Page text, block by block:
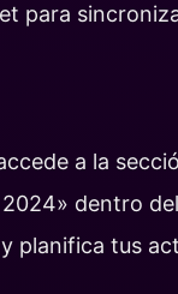
para
a la
dentro
planifica tus